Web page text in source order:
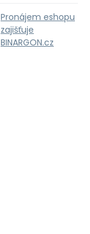
Pronájem eshopu
zajišťuje
BINARGON.cz